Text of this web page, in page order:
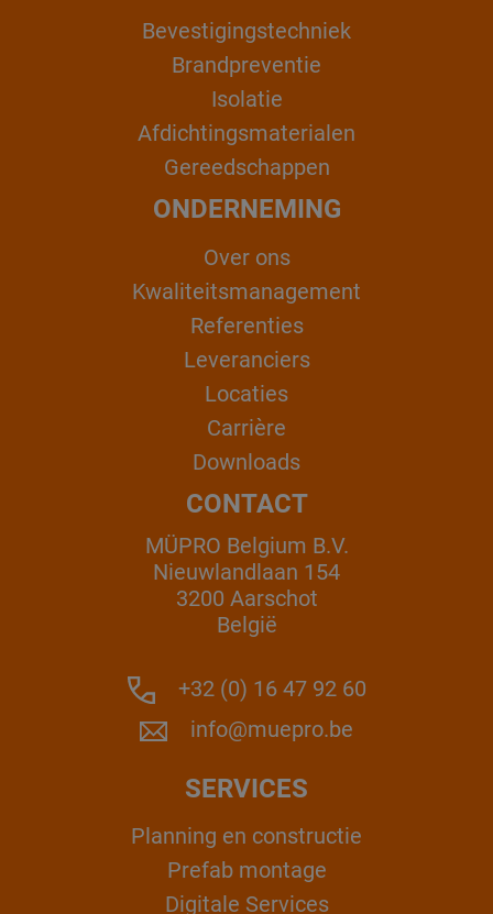
Bevestigingstechniek
Brandpreventie
Isolatie
Afdichtingsmaterialen
Gereedschappen
ONDERNEMING
Over ons
Kwaliteitsmanagement
Referenties
Leveranciers
Locaties
Carrière
Downloads
CONTACT
MÜPRO Belgium B.V.
Nieuwlandlaan 154
3200 Aarschot
België
+32 (0) 16 47 92 60
info@muepro.be
SERVICES
Planning en constructie
Prefab montage
Digitale Services